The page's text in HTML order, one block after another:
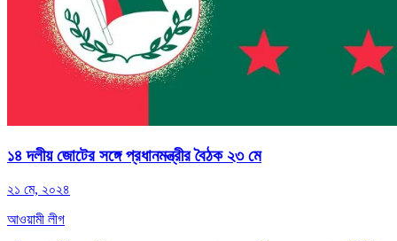
১৪ দলীয় জোটের সঙ্গে প্রধানমন্ত্রীর বৈঠক ২৩ মে
২১ মে, ২০২৪
আওয়ামী লীগ